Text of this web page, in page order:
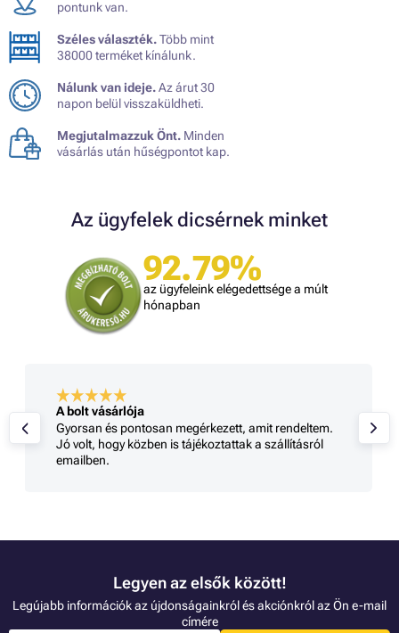
pontunk van.
Széles választék.Több mint
38000 terméket kínálunk.
Nálunk van ideje.Az árut 30
napon belül visszaküldheti.
Megjutalmazzuk Önt. Minden
vásárlás után hűségpontot kap.
Az ügyfelek dicsérnek minket
92.79%
az ügyfeleink elégedettsége a múlt
hónapban
A bolt vásárlója
Gyorsan és pontosan megérkezett, amit rendeltem.
Jó volt, hogy közben is tájékoztattak a szállításról
emailben.
Legyen az elsők között!
Legújabb információk az újdonságainkról és akciónkról az Ön e-mail
címére